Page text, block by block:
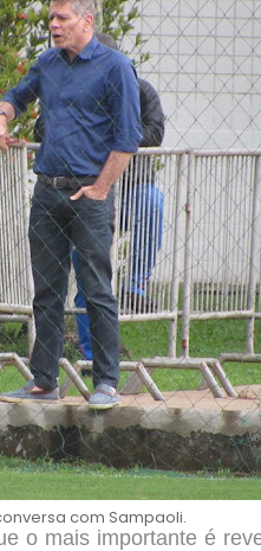
com Sampaoli.
o mais importante é